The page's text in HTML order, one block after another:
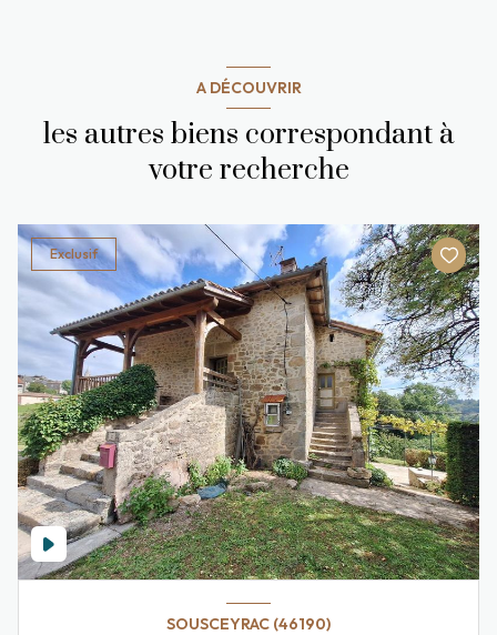
A DÉCOUVRIR
les autres biens correspondant à
votre recherche
Exclusif
SOUSCEYRAC (46190)